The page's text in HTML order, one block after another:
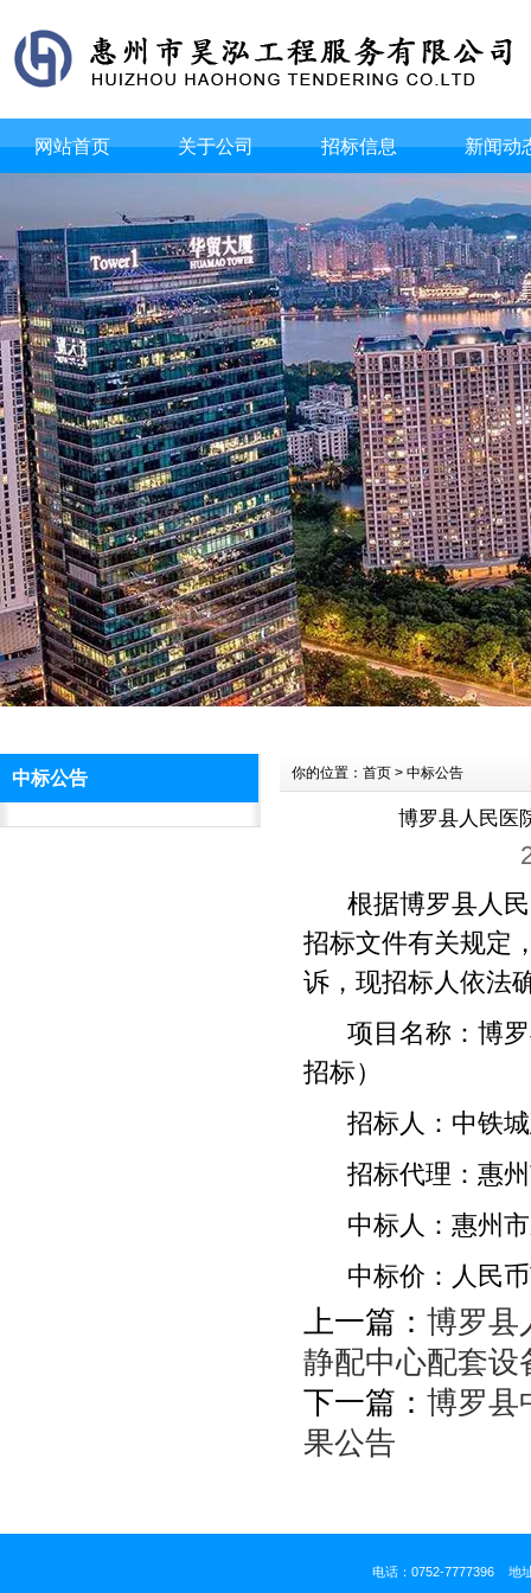
网站首页 关于公司 招标信息 新闻动
中标公告 你的位置：首页 > 中标公告
博罗县人民医
根据博罗县人
招标文件有关规定
诉，现招标人依法
项目名称：博
招标）
招标人：中铁
招标代理：惠
中标人：惠州
中标价：人民币
上一篇： 博罗县
静配中心配套设
下一篇： 博罗县
果公告
电话：0752-7777396 地